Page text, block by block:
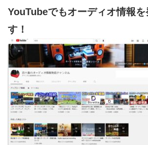
YouTubeでもオーディオ情報を
す！